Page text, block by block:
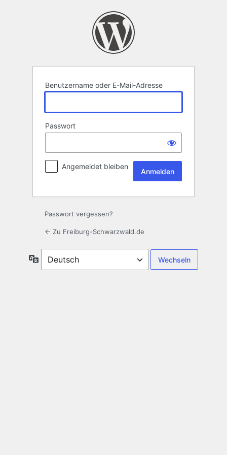
Benutzername oder E-Mail-Adresse
Passwort
Angemeldet bleiben
Passwort vergessen?
← Zu Freiburg-Schwarzwald.de
Sprache